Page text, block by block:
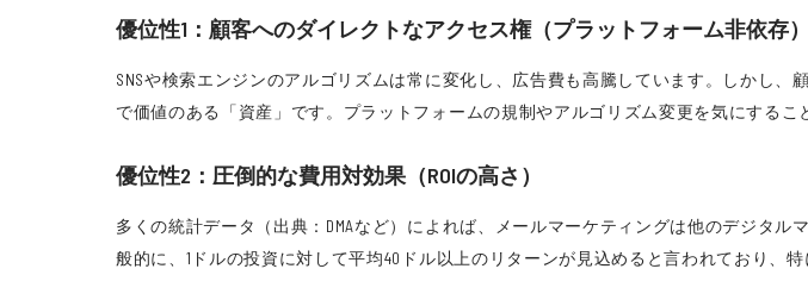
優位性1：顧客へのダイレクトなアクセス権（プラットフォーム非依存）
SNSや検索エンジンのアルゴリズムは常に変化し、広告費も高騰しています。しかし
で価値のある「資産」です。プラットフォームの規制やアルゴリズム変更を気にするこ
優位性2：圧倒的な費用対効果（ROIの高さ）
多くの統計データ（出典：DMAなど）によれば、メールマーケティングは他のデジタ
般的に、1ドルの投資に対して平均40ドル以上のリターンが見込めると言われており、